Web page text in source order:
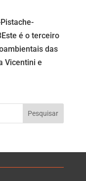
é o terceiro
das
Vicentini e